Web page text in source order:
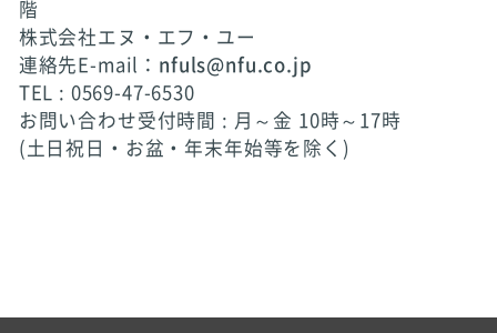
階
株式会社エヌ・エフ・ユー
連絡先E-mail： nfuls@nfu.co.jp
TEL : 0569-47-6530
お問い合わせ受付時間 : 月～金 10時～17時
(土日祝日・お盆・年末年始等を除く)